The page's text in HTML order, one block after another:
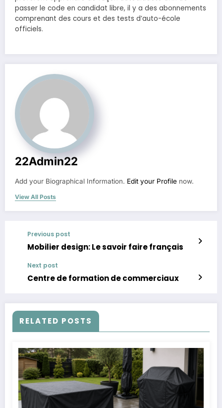
passer le code en candidat libre, il y a des abonnements
comprenant des cours et des tests d’auto-école
officiels.
22Admin22
Add your Biographical Information. Edit your Profile now.
View All Posts
Previous post
Mobilier design: Le savoir faire français
Next post
Centre de formation de commerciaux
RELATED POSTS